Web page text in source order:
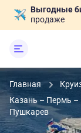
Выгодные
продаже
Главная
Казань – Пермь –
Пушкарев